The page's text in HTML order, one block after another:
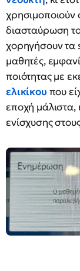
χρησιμοποιούν
διασταύρωση
χορηγήσουν τα
μαθητές,
ποιότητας με
ελικίκου που
εποχή
ενίσχυσης